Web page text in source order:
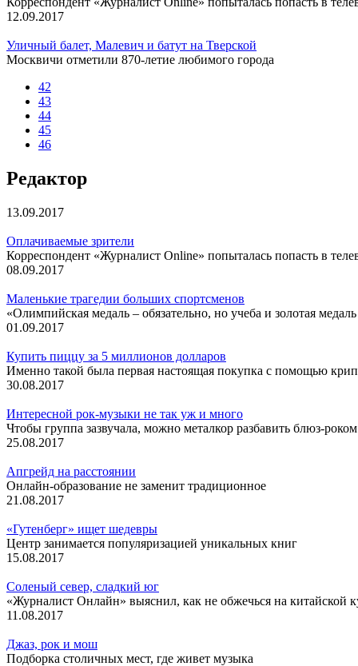
12.09.2017
Уличный балет, Малевич и батут на Тверской
Москвичи отметили 870-летие любимого города
42
43
44
45
46
Редактор
13.09.2017
Оплачиваемые зрители
Корреспондент «Журналист Online» попыталась попасть в
08.09.2017
Маленькие трагедии больших спортсменов
«Олимпийская медаль – обязательно, но учеба и золотая
01.09.2017
Купить пиццу за 5 миллионов долларов
Именно такой была первая настоящая покупка с помощью
30.08.2017
Интересной рок-музыки не так уж и много
Чтобы группа зазвучала, можно металкор разбавить блюз-роком
25.08.2017
Апгрейд на расстоянии
Онлайн-образование не заменит традиционное
21.08.2017
«Гутенберг» ищет шедевры
Центр занимается популяризацией уникальных книг
15.08.2017
Соленый север, сладкий юг
«Журналист Онлайн» выяснил, как не обжечься на китайской
11.08.2017
Джаз, рок и мош
Подборка столичных мест, где живет музыка